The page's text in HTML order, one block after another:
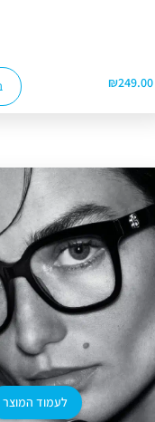
₪249.00
לעמוד המוצר